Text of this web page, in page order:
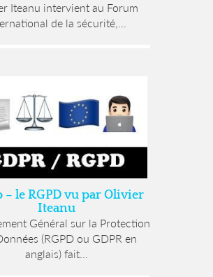
Iteanu intervient au Forum
de la sécurité,...
– le RGPD vu par Olivier
Iteanu
Général sur la Protection
(RGPD ou GDPR en
anglais) fait...